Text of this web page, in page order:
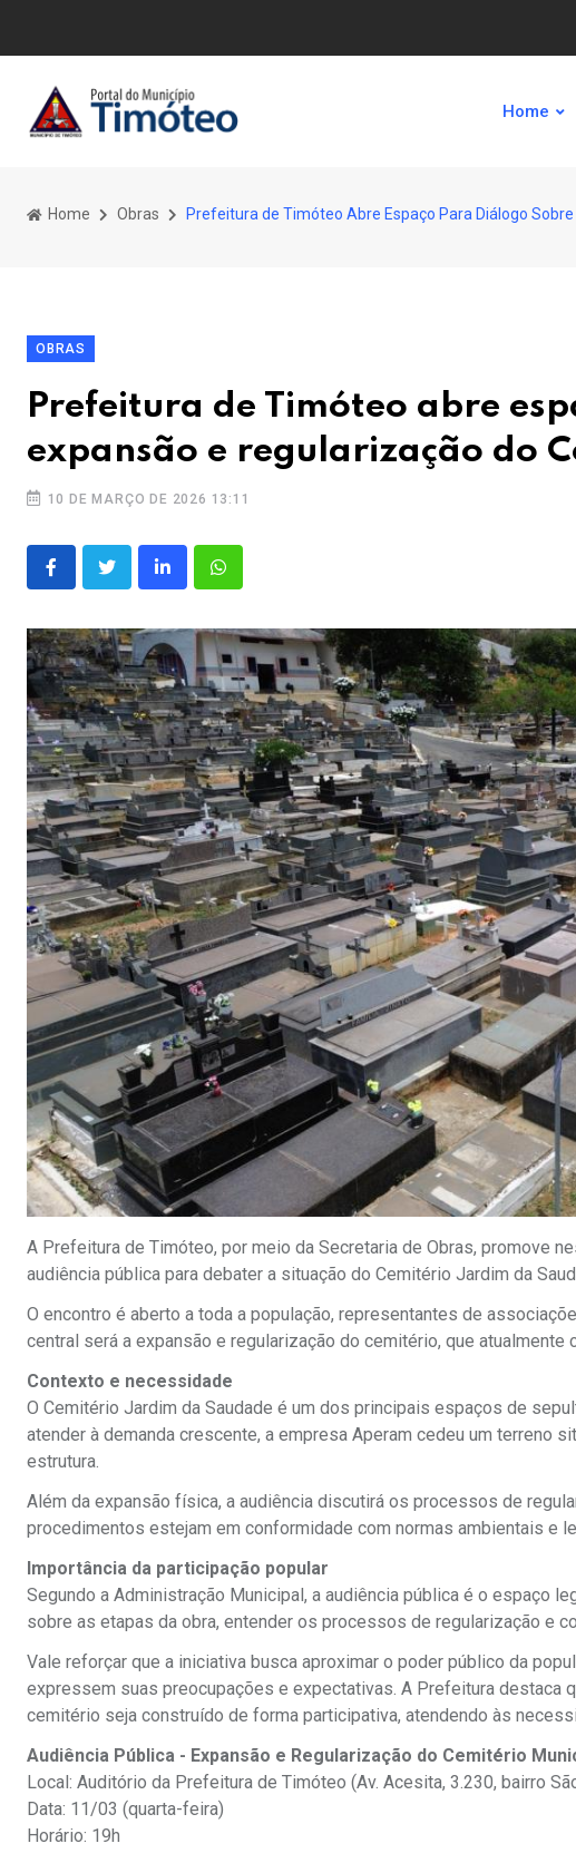
Home
Home Obras Prefeitura de Timóteo Abre Espaço Para Diálogo
OBRAS
Prefeitura de Timóteo abre
expansão e regularização do
10 DE MARÇO DE 2026 13:11
A Prefeitura de Timóteo, por meio da Secretaria de Obras, promove
audiência pública para debater a situação do Cemitério Jardim da
O encontro é aberto a toda a população, representantes de
central será a expansão e regularização do cemitério, que atualmente
Contexto e necessidade
O Cemitério Jardim da Saudade é um dos principais espaços de
atender à demanda crescente, a empresa Aperam cedeu um terreno
estrutura.
Além da expansão física, a audiência discutirá os processos de
procedimentos estejam em conformidade com normas ambientais e
Importância da participação popular
Segundo a Administração Municipal, a audiência pública é o espaço
sobre as etapas da obra, entender os processos de regularização e
Vale reforçar que a iniciativa busca aproximar o poder público da
expressem suas preocupações e expectativas. A Prefeitura destaca
cemitério seja construído de forma participativa, atendendo às
Audiência Pública - Expansão e Regularização do Cemitério
Local: Auditório da Prefeitura de Timóteo (Av. Acesita, 3.230, bairro
Data: 11/03 (quarta-feira)
Horário: 19h